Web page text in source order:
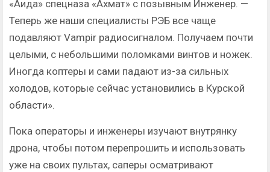
«Аида» спецназа «Ахмат» с позывным Инженер. —
Теперь же наши специалисты РЭБ все чаще
подавляют Vampir радиосигналом. Получаем почти
целыми, с небольшими поломками винтов и ножек.
Иногда коптеры и сами падают из-за сильных
холодов, которые сейчас установились в Курской
области».
Пока операторы и инженеры изучают внутрянку
дрона, чтобы потом перепрошить и использовать
уже на своих пультах, саперы осматривают